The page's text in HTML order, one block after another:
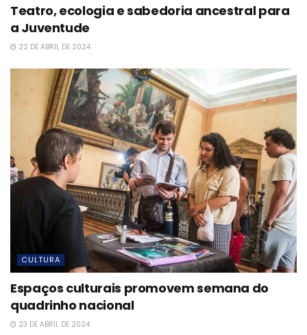
Teatro, ecologia e sabedoria ancestral para
a Juventude
22 DE ABRIL DE 2024
CULTURA
Espaços culturais promovem semana do
quadrinho nacional
23 DE ABRIL DE 2024